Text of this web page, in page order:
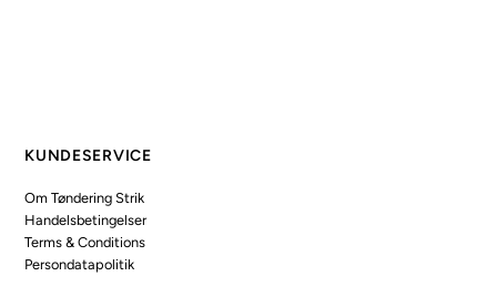
KUNDESERVICE
Om Tøndering Strik
Handelsbetingelser
Terms & Conditions
Persondatapolitik